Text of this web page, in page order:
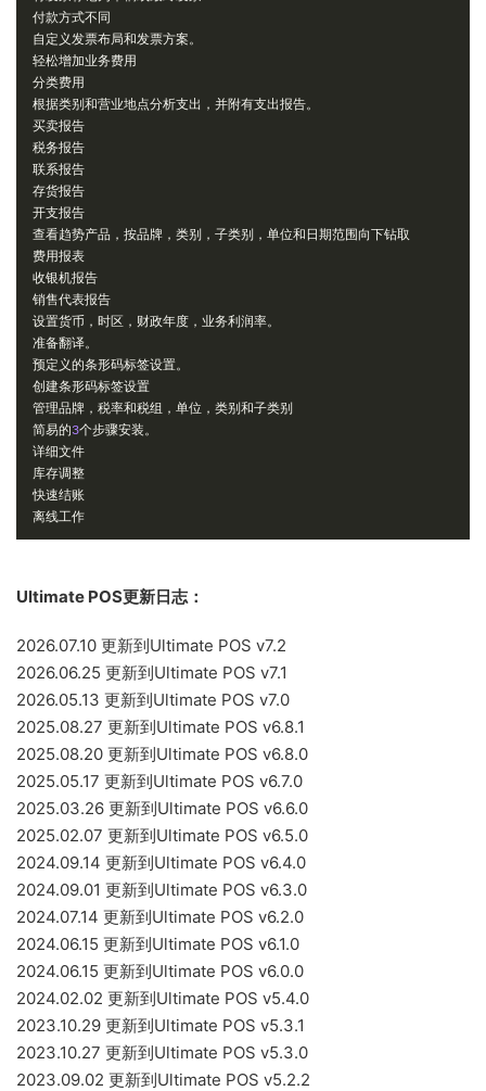
付款方式不同
自定义发票布局和发票方案。
轻松增加业务费用
分类费用
根据类别和营业地点分析支出，并附有支出报告。
买卖报告
税务报告
联系报告
存货报告
开支报告
查看趋势产品，按品牌，类别，子类别，单位和日期范围向下钻取
费用报表
收银机报告
销售代表报告
设置货币，时区，财政年度，业务利润率。
准备翻译。
预定义的条形码标签设置。
创建条形码标签设置
管理品牌，税率和税组，单位，类别和子类别
简易的3个步骤安装。
详细文件
库存调整
快速结账
离线工作
Ultimate POS更新日志：
2026.07.10 更新到Ultimate POS v7.2
2026.06.25 更新到Ultimate POS v7.1
2026.05.13 更新到Ultimate POS v7.0
2025.08.27 更新到Ultimate POS v6.8.1
2025.08.20 更新到Ultimate POS v6.8.0
2025.05.17 更新到Ultimate POS v6.7.0
2025.03.26 更新到Ultimate POS v6.6.0
2025.02.07 更新到Ultimate POS v6.5.0
2024.09.14 更新到Ultimate POS v6.4.0
2024.09.01 更新到Ultimate POS v6.3.0
2024.07.14 更新到Ultimate POS v6.2.0
2024.06.15 更新到Ultimate POS v6.1.0
2024.06.15 更新到Ultimate POS v6.0.0
2024.02.02 更新到Ultimate POS v5.4.0
2023.10.29 更新到Ultimate POS v5.3.1
2023.10.27 更新到Ultimate POS v5.3.0
2023.09.02 更新到Ultimate POS v5.2.2